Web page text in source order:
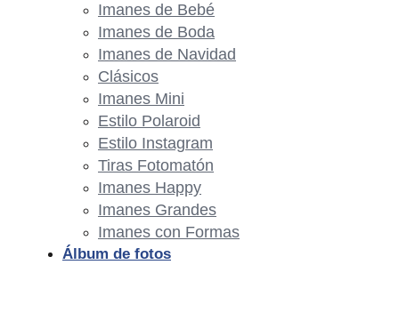
Imanes de Bebé
Imanes de Boda
Imanes de Navidad
Clásicos
Imanes Mini
Estilo Polaroid
Estilo Instagram
Tiras Fotomatón
Imanes Happy
Imanes Grandes
Imanes con Formas
Álbum de fotos